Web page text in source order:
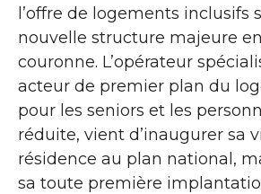
l’offre de logements inclusifs
nouvelle structure majeure
couronne. L’opérateur
acteur de premier plan du
pour les seniors et les
réduite, vient d’inaugurer sa
résidence au plan national,
sa toute première